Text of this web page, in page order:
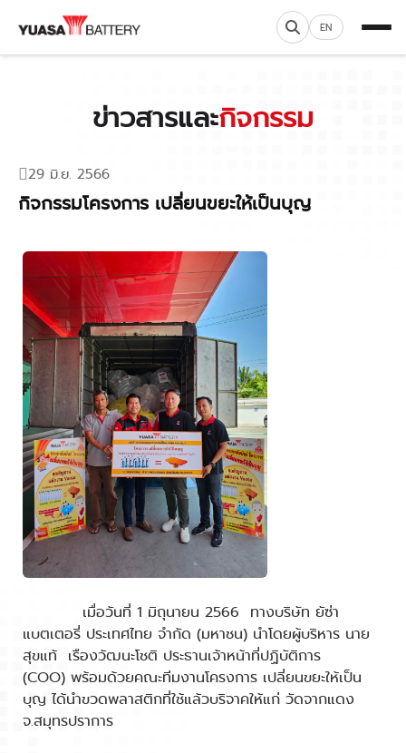
EN
ข่าวสารและกิจกรรม
29 มิ.ย. 2566
กิจกรรมโครงการ เปลี่ยนขยะให้เป็นบุญ
เมื่อวันที่ 1 มิถุนายน 2566 ทางบริษัท ยัซ่า
แบตเตอรี่ ประเทศไทย จำกัด (มหาชน) นำโดยผู้บริหาร นาย
สุขแท้ เรืองวัฒนะโชติ ประธานเจ้าหน้าที่ปฏิบัติการ
(COO) พร้อมด้วยคณะทีมงานโครงการ เปลี่ยนขยะให้เป็น
บุญ ได้นำขวดพลาสติกที่ใช้แล้วบริจาคให้แก่ วัดจากแดง
จ.สมุทรปราการ